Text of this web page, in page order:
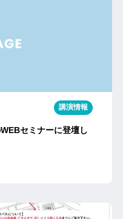
講演情報
セミナーに登壇し